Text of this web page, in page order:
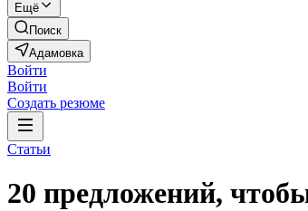
Ещё
Поиск
Адамовка
Войти
Войти
Создать резюме
Статьи
20 предложений,